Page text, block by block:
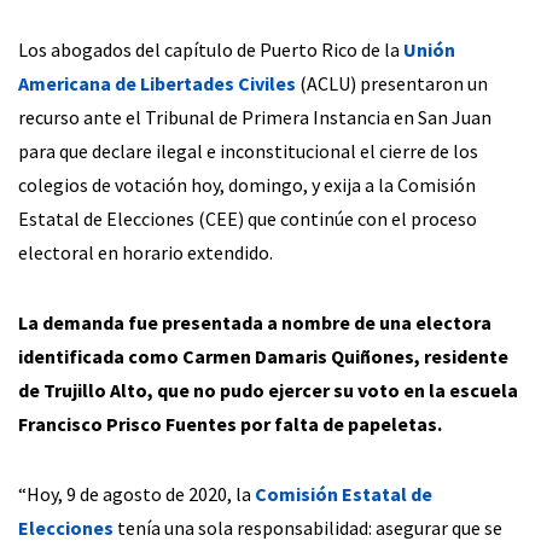
Los abogados del capítulo de Puerto Rico de la Unión
Americana de Libertades Civiles (ACLU) presentaron un
recurso ante el Tribunal de Primera Instancia en San Juan
para que declare ilegal e inconstitucional el cierre de los
colegios de votación hoy, domingo, y exija a la Comisión
Estatal de Elecciones (CEE) que continúe con el proceso
electoral en horario extendido.
La demanda fue presentada a nombre de una electora
identificada como Carmen Damaris Quiñones, residente
de Trujillo Alto, que no pudo ejercer su voto en la escuela
Francisco Prisco Fuentes por falta de papeletas.
“Hoy, 9 de agosto de 2020, la Comisión Estatal de
Elecciones tenía una sola responsabilidad: asegurar que se